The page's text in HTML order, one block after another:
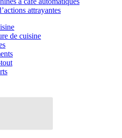
attrayantes
de cuisine